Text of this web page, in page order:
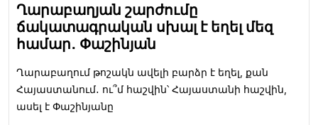
Ղարաբաղյան շարժումը
ճակատագրական սխալ է եղել մեզ
համար․ Փաշինյան
Ղարաբաղում թոշակն ավելի բարձր է եղել, քան
Հայաստանում․ ու՞մ հաշվին՝ Հայաստանի հաշվին,
ասել է Փաշինյանը